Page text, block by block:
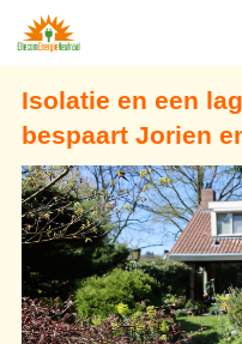
Isolatie en een
bespaart Jorien